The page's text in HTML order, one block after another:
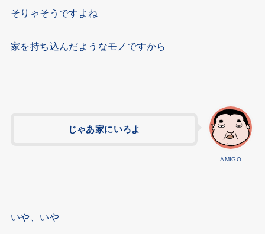
そりゃそうですよね
家を持ち込んだようなモノですから
AMIGO
じゃあ家にいろよ
いや、いや